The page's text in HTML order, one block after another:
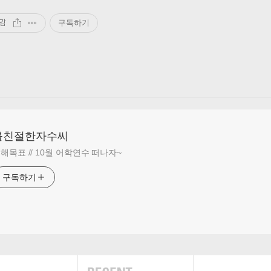
구독하기
친절한자수씨
목표 // 10월 어학연수 떠나자~
구독하기